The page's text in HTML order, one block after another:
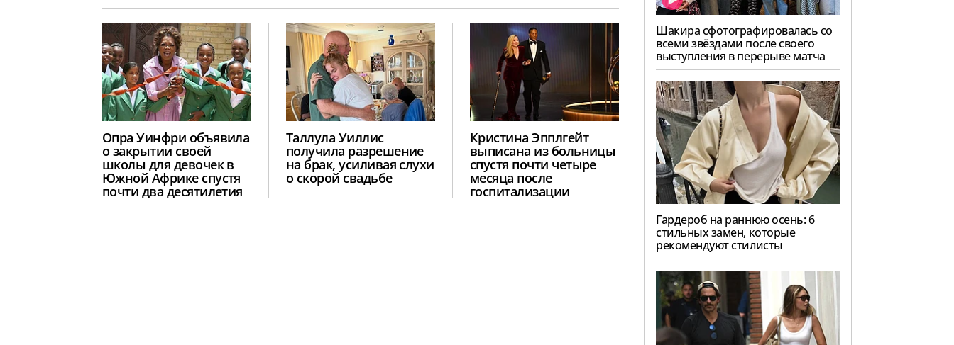
Опра Уинфри объявила
о закрытии своей
школы для девочек в
Южной Африке спустя
почти два десятилетия
Таллула Уиллис
получила разрешение
на брак, усиливая слухи
о скорой свадьбе
Кристина Эпплгейт
выписана из больницы
спустя почти четыре
месяца после
госпитализации
Шакира сфотографировалась со
всеми звёздами после своего
выступления в перерыве матча
Гардероб на раннюю осень: 6
стильных замен, которые
рекомендуют стилисты